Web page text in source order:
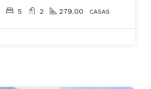
5 2 279.00 CASAS